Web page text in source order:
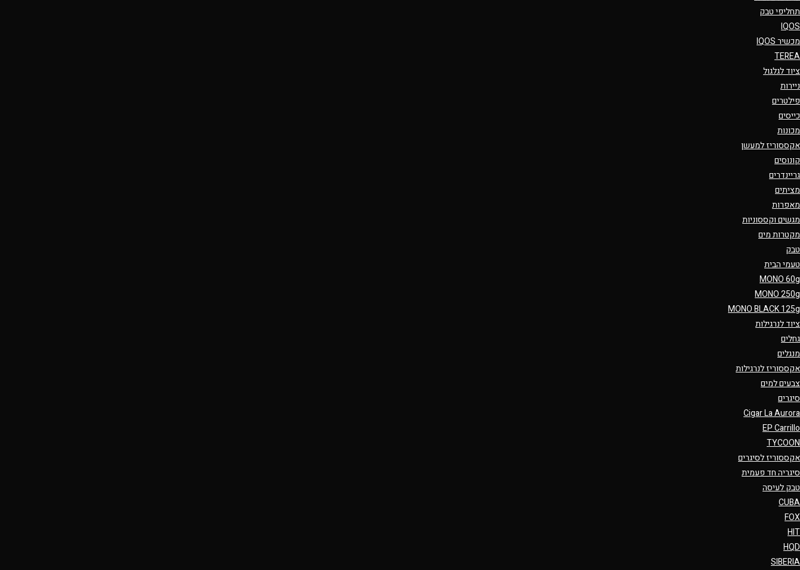
תחליפי טבק
IQOS
מכשיר IQOS
TEREA
ציוד לגלגול
ניירות
פילטרים
כייסים
מכונות
אקססוריז למעשן
קונוסים
גריינדרים
מציתים
מאפרות
מגשים וקססוניות
מקטרות מים
טבק
טעמי הבית
MONO 60g
MONO 250g
MONO BLACK 125g
ציוד לנרגילות
גחלים
מנגלים
אקססוריז לנרגילות
צבעים למים
סיגרים
Cigar La Aurora
EP Carrillo
TYCOON
אקססוריז לסיגרים
סיגריה חד פעמית
טבק לעיסה
CUBA
FOX
HIT
HQD
SIBERIA